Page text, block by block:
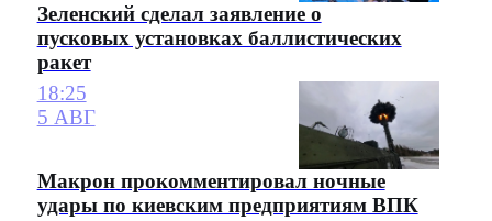
Зеленский сделал заявление о
пусковых установках баллистических
ракет
18:25
5 АВГ
Макрон прокомментировал ночные
удары по киевским предприятиям ВПК